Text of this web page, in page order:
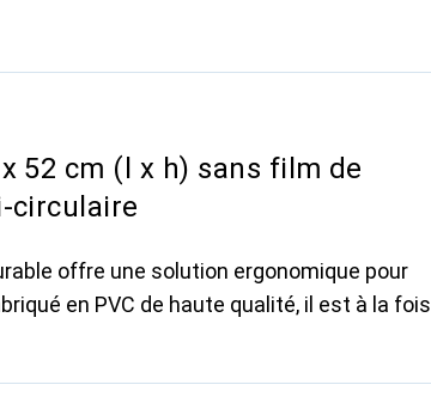
52 cm (l x h) sans film de
circulaire
offre une solution ergonomique pour
en PVC de haute qualité, il est à la fois